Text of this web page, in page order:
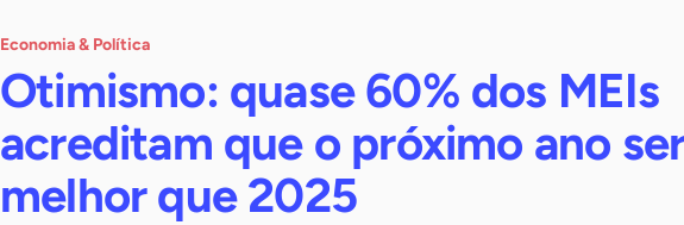
Economia & Política
Otimismo: quase 60% dos MEIs
acreditam que o próximo ano
melhor que 2025